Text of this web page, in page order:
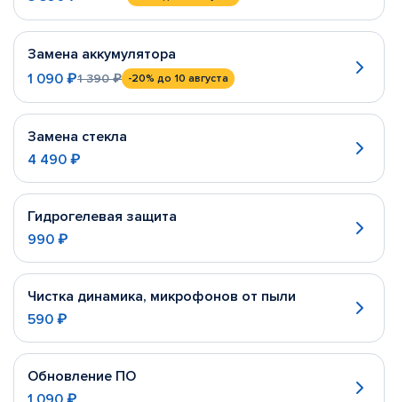
Замена аккумулятора
1 090 ₽1 390 ₽ -20% до 10 августа
Замена стекла
4 490 ₽
Гидрогелевая защита
990 ₽
Чистка динамика, микрофонов от пыли
590 ₽
Обновление ПО